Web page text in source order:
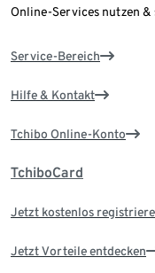
Online-Services nutzen
Service-Bereich
Hilfe & Kontakt
Tchibo Online-Konto
TchiboCard
Jetzt kostenlos
Jetzt Vorteile entdecken